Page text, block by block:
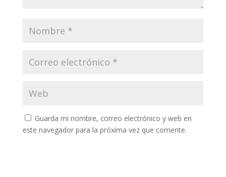
Guarda mi nombre, correo electrónico y web en
este navegador para la próxima vez que comente.